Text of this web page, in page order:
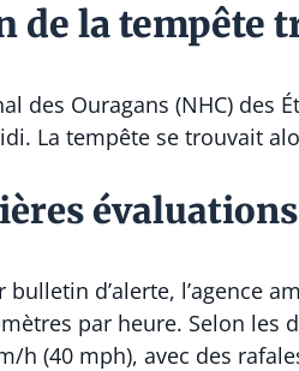
de la tempête
des Ouragans (NHC) des
La tempête se trouvait
bulletin d’alerte, l’agence
par heure. Selon
h (40 mph), avec des